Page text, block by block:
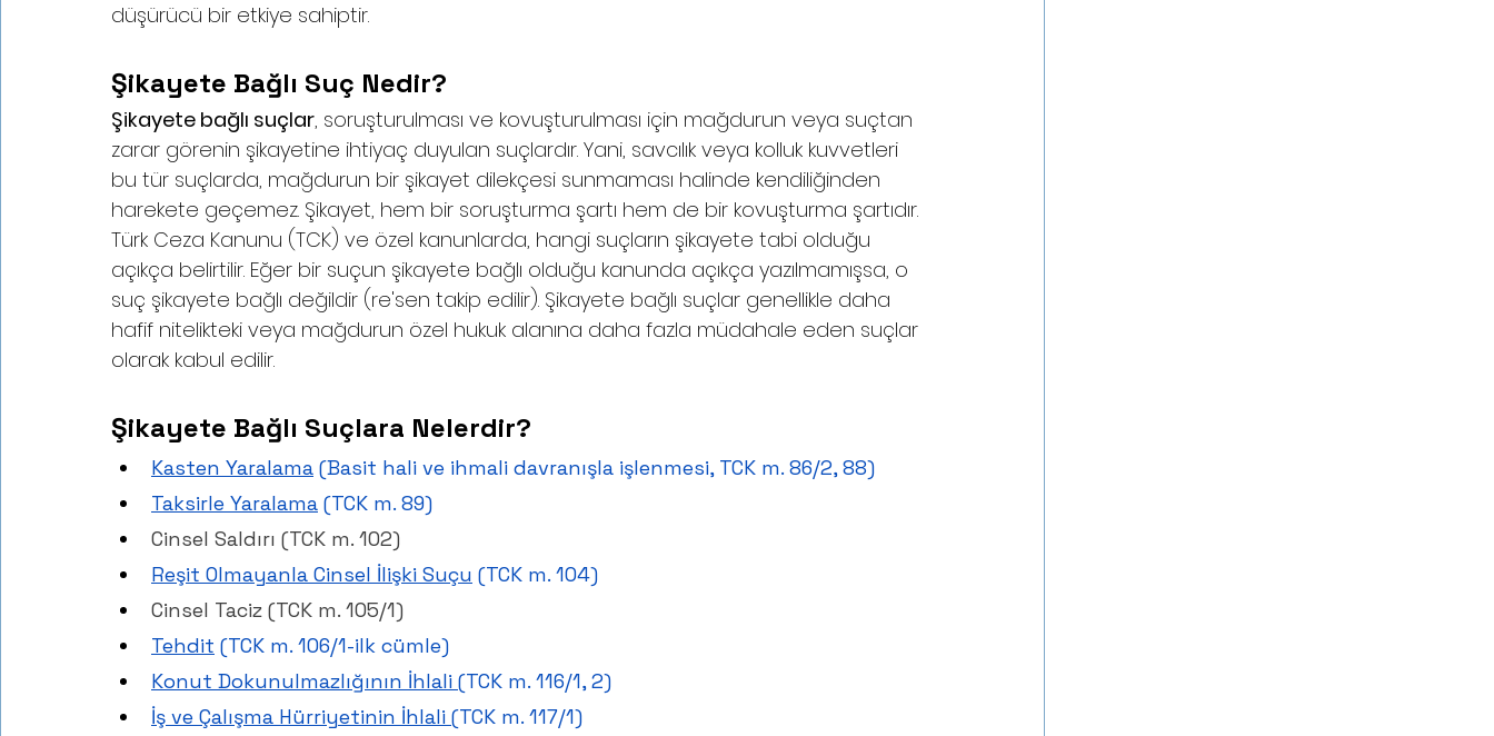
düşürücü bir etkiye sahiptir.
Şikayete Bağlı Suç Nedir?
Şikayete bağlı suçlar, soruşturulması ve kovuşturulması için mağdurun veya suçtan
zarar görenin şikayetine ihtiyaç duyulan suçlardır. Yani, savcılık veya kolluk kuvvetleri
bu tür suçlarda, mağdurun bir şikayet dilekçesi sunmaması halinde kendiliğinden
harekete geçemez. Şikayet, hem bir soruşturma şartı hem de bir kovuşturma şartıdır.
Türk Ceza Kanunu (TCK) ve özel kanunlarda, hangi suçların şikayete tabi olduğu
açıkça belirtilir. Eğer bir suçun şikayete bağlı olduğu kanunda açıkça yazılmamışsa, o
suç şikayete bağlı değildir (re'sen takip edilir). Şikayete bağlı suçlar genellikle daha
hafif nitelikteki veya mağdurun özel hukuk alanına daha fazla müdahale eden suçlar
olarak kabul edilir.
Şikayete Bağlı Suçlara Nelerdir?
Kasten Yaralama (Basit hali ve ihmali davranışla işlenmesi, TCK m. 86/2, 88)
Taksirle Yaralama (TCK m. 89)
Cinsel Saldırı (TCK m. 102)
Reşit Olmayanla Cinsel İlişki Suçu (TCK m. 104)
Cinsel Taciz (TCK m. 105/1)
Tehdit (TCK m. 106/1-ilk cümle)
Konut Dokunulmazlığının İhlali (TCK m. 116/1, 2)
İş ve Çalışma Hürriyetinin İhlali (TCK m. 117/1)